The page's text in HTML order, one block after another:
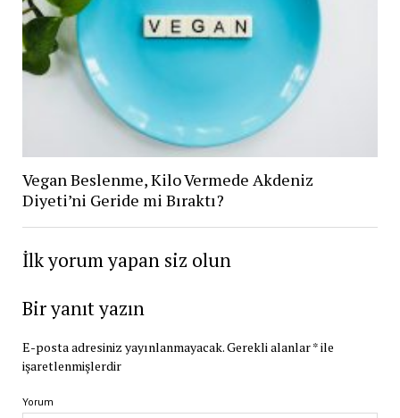
Vegan Beslenme, Kilo Vermede Akdeniz
Diyeti’ni Geride mi Bıraktı?
İlk yorum yapan siz olun
Bir yanıt yazın
E-posta adresiniz yayınlanmayacak.Gerekli alanlar*ile
işaretlenmişlerdir
Yorum